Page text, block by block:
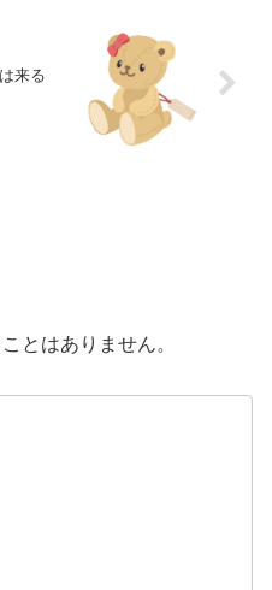
来る
とはありません。